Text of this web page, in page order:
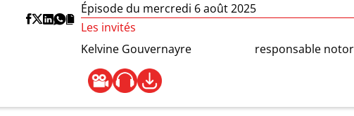
Épisode du mercredi 6 août 2025
Les invités
Kelvine Gouvernayre
responsable